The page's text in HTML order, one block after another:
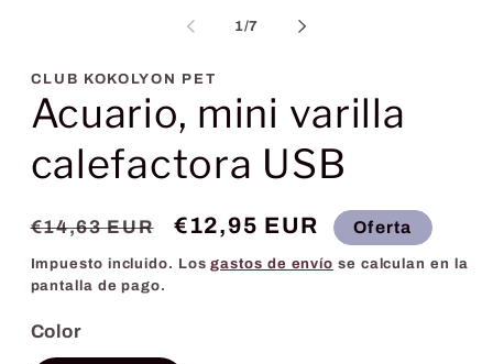
ventana
modal
1/de
7
CLUB KOKOLYON PET
Acuario, mini varilla
calefactora USB
Precio
habitual
€14,63 EUR
Precio
de
€12,95 EUR Oferta
Impuesto incluido. Losgastos de envío se calculan en la
pantalla de pago.
Color